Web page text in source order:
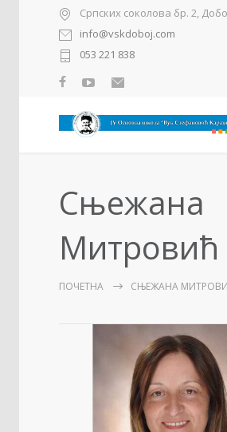
Српских соколова бр. 2,
info@vskdoboj.com
053 221 838
Сњежана
Митровић
ПОЧЕТНА СЊЕЖАНА